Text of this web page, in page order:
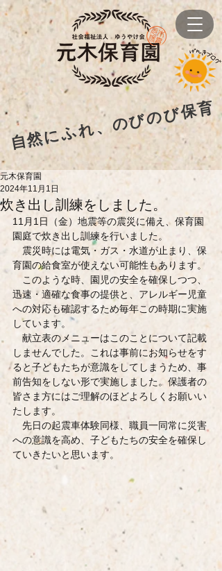
自然にふれ、のびのび保育
炊き出し訓練をしました。
元木保育園
2024年11月1日
11月1日（金）地震等の震災に備え、保育園
園庭で炊き出し訓練を行いました。
震災時には電気・ガス・水道が止まり、保
育園の給食室が使えない可能性もあります。
このような時、園児の安全を確保しつつ、
迅速・適確な食事の提供と、アレルギー児童
への対応も確認するため毎年この時期に実施
しています。
献立表のメニューはこのことについて記載
しませんでした。これは事前にお知らせをす
ると子どもたちが意識をしてしまうため、事
前告知をしない形で実施しました。保護者の
皆さま方にはご理解のほどよろしくお願いい
たします。
先日の起震車体験同様、職員一同常に災害
への意識を高め、子どもたちの安全を確保し
ていきたいと思います。